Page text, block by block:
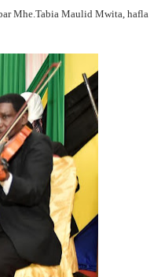
Mhe.Tabia Maulid Mwita, hafla